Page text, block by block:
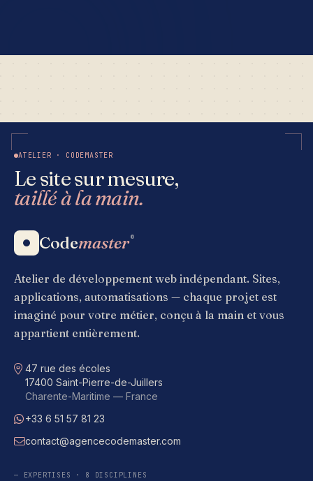
ATELIER · CODEMASTER
Le site sur mesure,
taillé à la main.
Codemaster®
Atelier de développement web indépendant. Sites,
applications, automatisations — chaque projet est
imaginé pour votre métier, conçu à la main et vous
appartient entièrement.
Adresse
47 rue des écoles
17400 Saint-Pierre-de-Juillers
Charente-Maritime — France
WhatsApp
+33 6 51 57 81 23
E-mailcontact@agencecodemaster.com
— EXPERTISES · 8 DISCIPLINES